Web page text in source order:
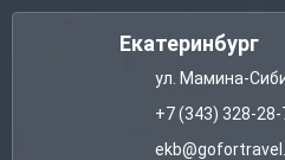
Екатеринбург
ул. Мамина-
+7 (343) 328-28-